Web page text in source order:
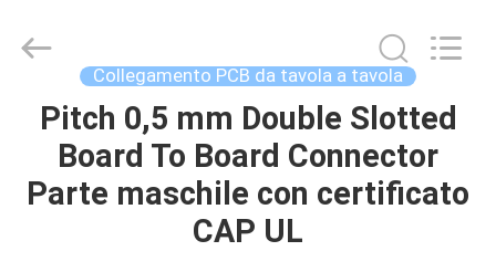
CASA
PRODOTTI
Electronic
Reserved.
Collegamento PCB da tavola a tavola
Pitch 0,5 mm Double Slotted
Board To Board Connector
Parte maschile con certificato
CAP UL